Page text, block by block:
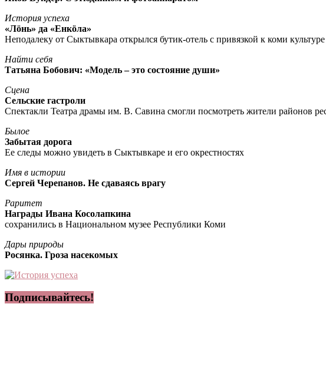
История успеха
«Лöнь» да «Енкöла»
Неподалеку от Сыктывкара открылся бутик-отель с привязкой к коми культуре
Найти себя
Татьяна Бобович: «Модель – это состояние души»
Сцена
Сельские гастроли
Спектакли Театра драмы им. В. Савина смогли посмотреть жители районов
Былое
Забытая дорога
Ее следы можно увидеть в Сыктывкаре и его окрестностях
Имя в истории
Сергей Черепанов. Не сдаваясь врагу
Раритет
Награды Ивана Косолапкина
сохранились в Национальном музее Республики Коми
Дары природы
Росянка. Гроза насекомых
Подписывайтесь!